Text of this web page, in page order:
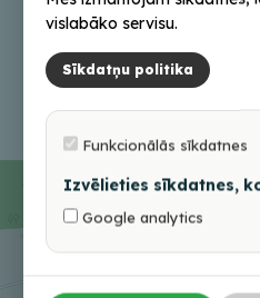
vislabāko servisu.
Sīkdatņu politika
Funkcionālās sīkdatnes
Izvēlieties sīkdatnes,
Google analytics